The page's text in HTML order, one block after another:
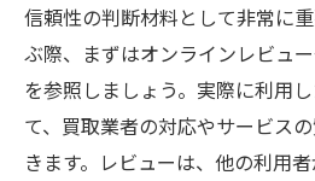
信頼性の判断材料として非常に
ぶ際、まずはオンラインレビュ
を参照しましょう。実際に利用
て、買取業者の対応やサービス
きます。レビューは、他の利用